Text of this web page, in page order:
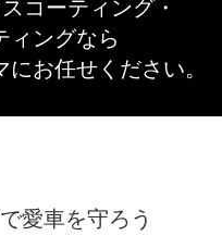
コーティング・
ィングなら
お任せください。
愛車を守ろう